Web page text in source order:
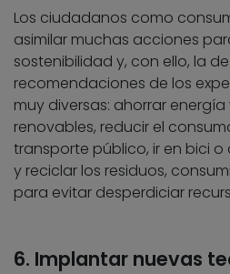
Los ciudadanos como
asimilar muchas acciones
sostenibilidad y, con ello, la
recomendaciones de los
muy diversas: ahorrar
renovables, reducir el
transporte público, ir en bici o
y reciclar los residuos,
para evitar desperdiciar
6. Implantar nuevas